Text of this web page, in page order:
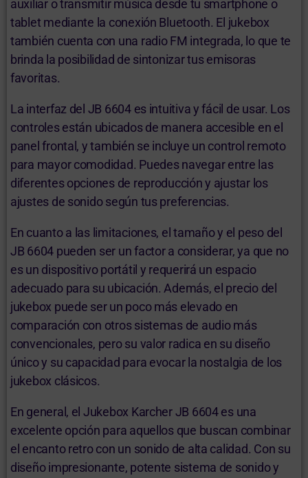
auxiliar o transmitir música desde tu smartphone o
tablet mediante la conexión Bluetooth. El jukebox
también cuenta con una radio FM integrada, lo que te
brinda la posibilidad de sintonizar tus emisoras
favoritas.
La interfaz del JB 6604 es intuitiva y fácil de usar. Los
controles están ubicados de manera accesible en el
panel frontal, y también se incluye un control remoto
para mayor comodidad. Puedes navegar entre las
diferentes opciones de reproducción y ajustar los
ajustes de sonido según tus preferencias.
En cuanto a las limitaciones, el tamaño y el peso del
JB 6604 pueden ser un factor a considerar, ya que no
es un dispositivo portátil y requerirá un espacio
adecuado para su ubicación. Además, el precio del
jukebox puede ser un poco más elevado en
comparación con otros sistemas de audio más
convencionales, pero su valor radica en su diseño
único y su capacidad para evocar la nostalgia de los
jukebox clásicos.
En general, el Jukebox Karcher JB 6604 es una
excelente opción para aquellos que buscan combinar
el encanto retro con un sonido de alta calidad. Con su
diseño impresionante, potente sistema de sonido y